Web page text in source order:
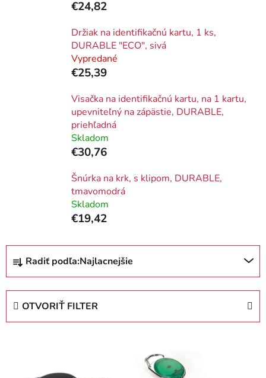
€24,82
Držiak na identifikačnú kartu, 1 ks,
DURABLE "ECO", sivá
Vypredané
€25,39
Visačka na identifikačnú kartu, na 1 kartu,
upevniteľný na zápästie, DURABLE,
priehľadná
Skladom
€30,76
Šnúrka na krk, s klipom, DURABLE,
tmavomodrá
Skladom
€19,42
R
d
Radiť podľa:Najlacnejšie
OTVORIŤ FILTER